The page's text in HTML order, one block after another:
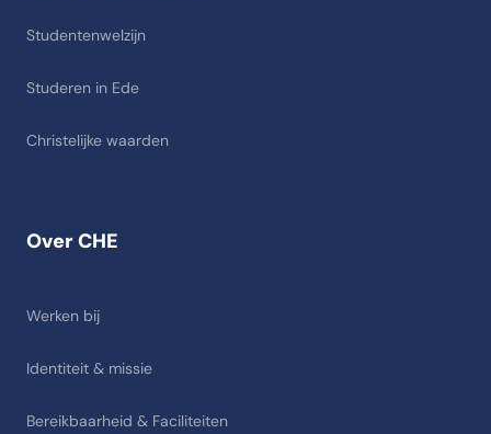
Over CHE
Werken bij
Identiteit & missie
Bereikbaarheid & Faciliteiten
Studentenwelzijn
Studeren in Ede
Christelijke waarden